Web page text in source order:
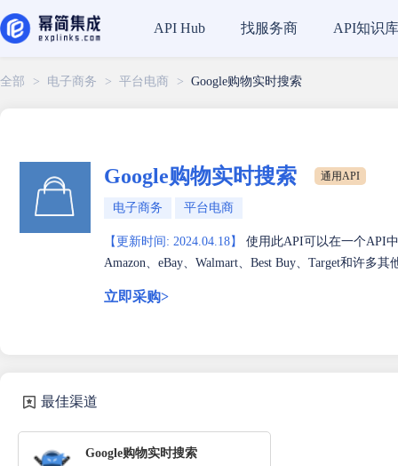
全部 > 电子商务 > 平台电商 > Google购物实时搜索
Google购物实时搜索 通用API
电子商务 平台电商
【更新时间: 2024.04.18】
使用此API可以在一个API
Amazon、eBay、Walmart、Best Buy、Target和许多其
立即采购>
最佳渠道
Google购物实时搜索
API Hub 找服务商 API知识库